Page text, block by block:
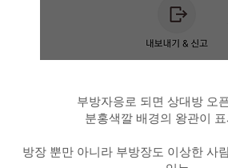
부방자응로 되면 상대방 오
분홍색깔 배경의 왕관이
방장 뿐만 아니라 부방장도 이상한 사